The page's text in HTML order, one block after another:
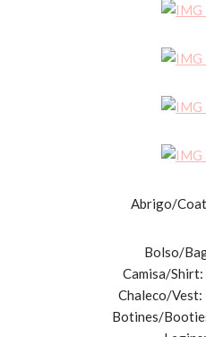
Abrigo/
Bolso/
Camisa/
Chaleco/Vest:
Botines/